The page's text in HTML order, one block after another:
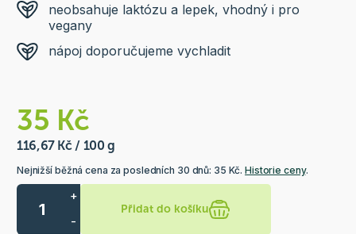
neobsahuje laktózu a lepek, vhodný i pro
vegany
nápoj doporučujeme vychladit
35 Kč
116,67 Kč / 100 g
Nejnižší běžná cena za posledních 30 dnů: 35 Kč.Historie ceny.
+
-
Přidat do košíku